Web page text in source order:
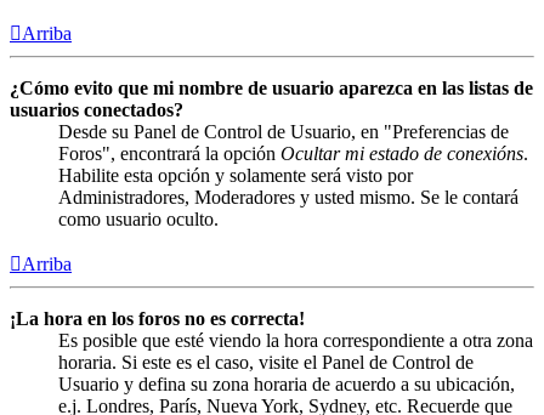
Arriba
¿Cómo evito que mi nombre de usuario aparezca en las listas de
usuarios conectados?
Desde su Panel de Control de Usuario, en "Preferencias de
Foros", encontrará la opción Ocultar mi estado de conexións.
Habilite esta opción y solamente será visto por
Administradores, Moderadores y usted mismo. Se le contará
como usuario oculto.
Arriba
¡La hora en los foros no es correcta!
Es posible que esté viendo la hora correspondiente a otra zona
horaria. Si este es el caso, visite el Panel de Control de
Usuario y defina su zona horaria de acuerdo a su ubicación,
e.j. Londres, París, Nueva York, Sydney, etc. Recuerde que